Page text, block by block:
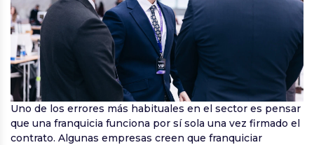
Uno de los errores más habituales en el sector es pensar
que una franquicia funciona por sí sola una vez firmado el
contrato. Algunas empresas creen que franquiciar